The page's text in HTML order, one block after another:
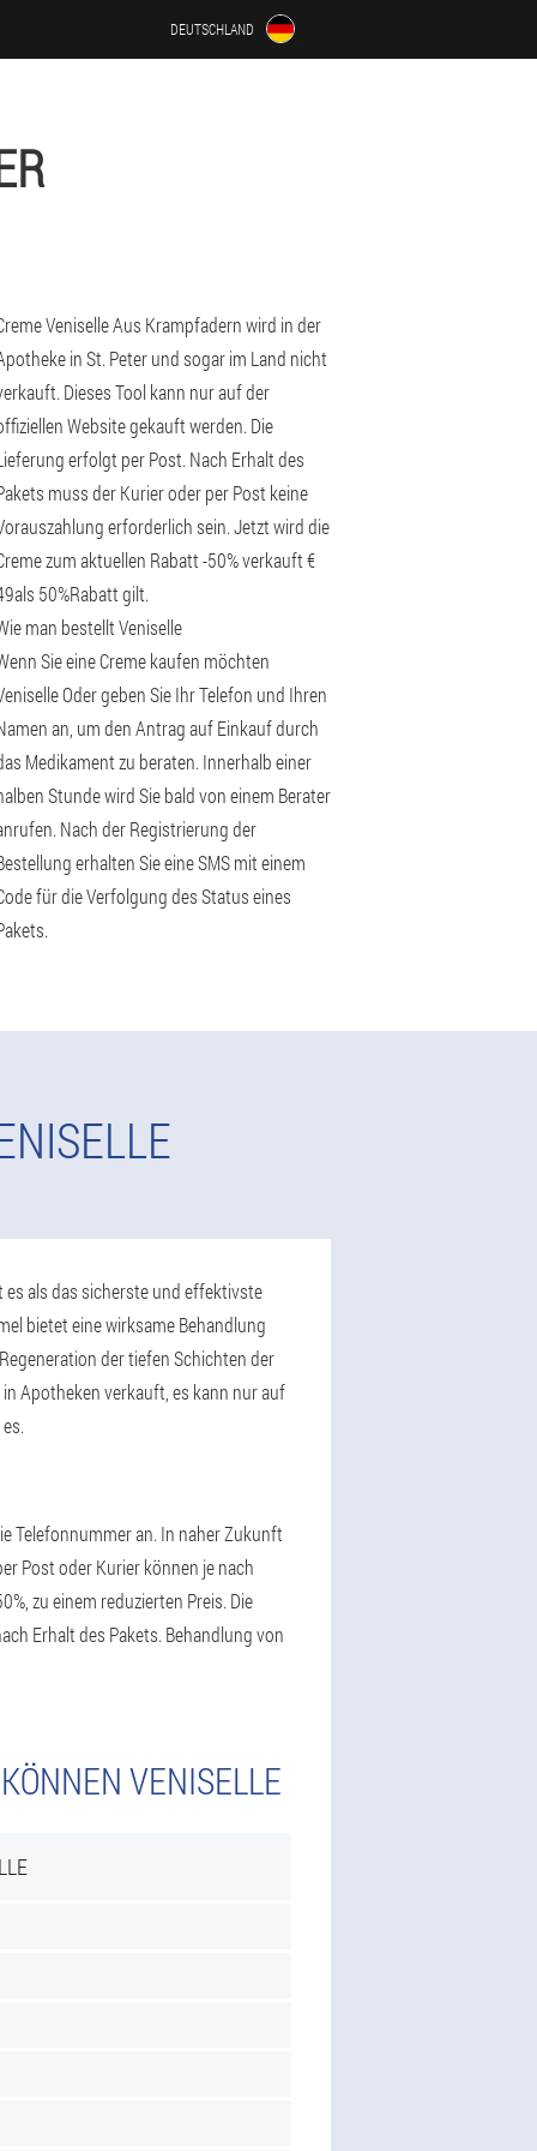
DEUTSCHLAND
Veniselle Aus Krampfadern wird in der
in St. Peter und sogar im Land nicht
Dieses Tool kann nur auf der
Website gekauft werden. Die
erfolgt per Post. Nach Erhalt des
muss der Kurier oder per Post keine
erforderlich sein. Jetzt wird die
zum aktuellen Rabatt -50% verkauft €
50%Rabatt gilt.
man bestellt Veniselle
Sie eine Creme kaufen möchten
Oder geben Sie Ihr Telefon und Ihren
an, um den Antrag auf Einkauf durch
Medikament zu beraten. Innerhalb einer
Stunde wird Sie bald von einem Berater
Nach der Registrierung der
erhalten Sie eine SMS mit einem
für die Verfolgung des Status eines
es als das sicherste und effektivste
bietet eine wirksame Behandlung
der tiefen Schichten der
Apotheken verkauft, es kann nur auf
Telefonnummer an. In naher Zukunft
Post oder Kurier können je nach
zu einem reduzierten Preis. Die
Erhalt des Pakets. Behandlung von
VENISELLE